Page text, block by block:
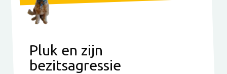
Pluk en zijn
bezitsagressie